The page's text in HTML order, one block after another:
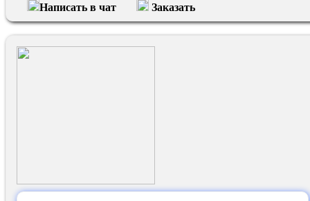
Написать в чат Заказать